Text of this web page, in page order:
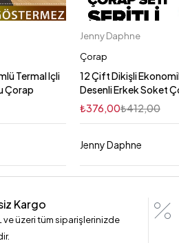
Termal Içli
Çorap
Jenny Daphne
Çorap
12 Çift Dikişli
Desenli Erkek Soket
₺412,00
₺376,00
Jenny Daphne
Kargo
ve üzeri tüm siparişlerinizde